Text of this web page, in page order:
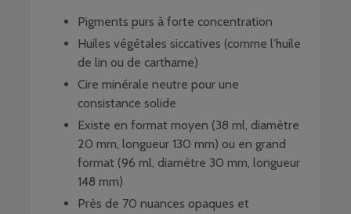
Pigments purs à forte concentration
Huiles végétales siccatives (comme l’huile
de lin ou de carthame)
Cire minérale neutre pour une
consistance solide
Existe en format moyen (38 ml, diamètre
20 mm, longueur 130 mm) ou en grand
format (96 ml, diamètre 30 mm, longueur
148 mm)
Près de 70 nuances opaques et